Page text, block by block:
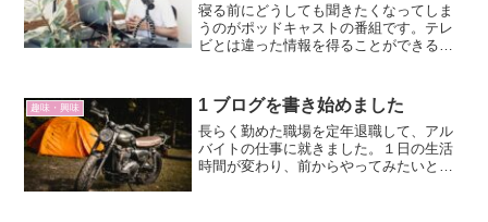
寝る前にどうしても聞きたくなってしま
うのがポッドキャストの番組です。テレ
ビとは違った情報を得ることができるか
Amazonプライム会員（年会費5,900円）
の...
趣味・興味 1 ブログを書き始めました
長らく勤めた職場を定年退職して、アル
バイトの仕事に就きました。１日の生活
時間が変わり、前からやってみたいと思